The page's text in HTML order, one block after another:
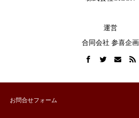
運営
合同会社 参喜企画
お問合せフォーム